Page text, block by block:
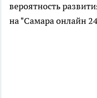
вероятность
на "Самара онлайн